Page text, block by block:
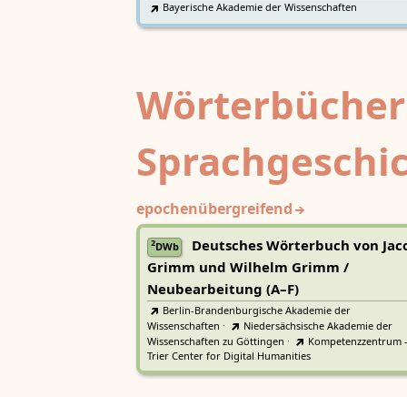
Bayerische Akademie der Wissenschaften
epochenübergreifend
2DWb
Deutsches Wörterbuch von
Grimm und Wilhelm Grimm /
Neubearbeitung (A–F)
Berlin-Brandenburgische Akademie der
Wissenschaften ·
Niedersächsische Akademie der
Wissenschaften zu Göttingen ·
Kompetenzzentrum -
Trier Center for Digital Humanities